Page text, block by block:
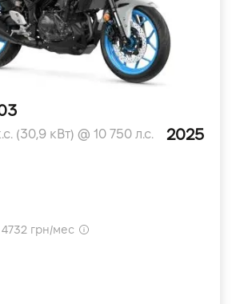
(30,9 кВт) @ 10 750 л.с. 2025
грн/мес